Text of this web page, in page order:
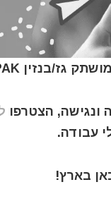
ונגישה, הצטרפו
עבודה.